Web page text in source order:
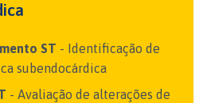
ST - Identificação de
subendocárdica
- Avaliação de alterações de